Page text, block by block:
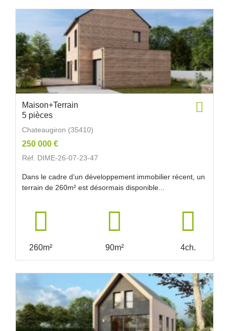
Maison+Terrain
5 pièces
Chateaugiron (35410)
250 000 €
Réf. DIME-26-07-23-47
Dans le cadre d’un développement immobilier récent, un
terrain de 260m² est désormais disponible...
260m² 90m² 4ch.